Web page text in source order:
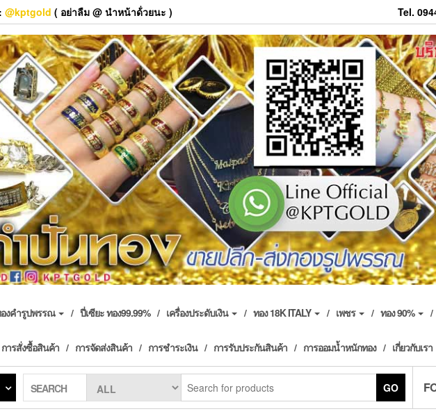
@kptgold ( อย่าลืม @ นำหน้าด้่วยนะ ) Tel.
งคำรูปพรรณ ปี่เซียะ ทอง99.99% เครื่องประดับเงิน ทอง 18K ITALY เพชร ทอง 90%
การสั่งซื้อสินค้า การจัดส่งสินค้า การชำระเงิน การรับประกันสินค้า การออมน้ำหนักทอง เกี่ยวกับเรา
SEARCH GO